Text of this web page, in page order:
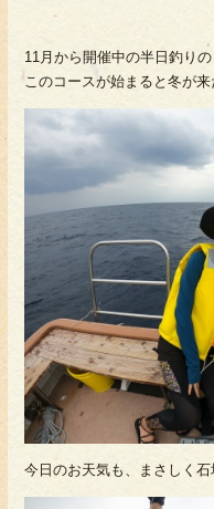
11月から開催中の半日釣り
このコースが始まると冬が
今日のお天気も、まさしく